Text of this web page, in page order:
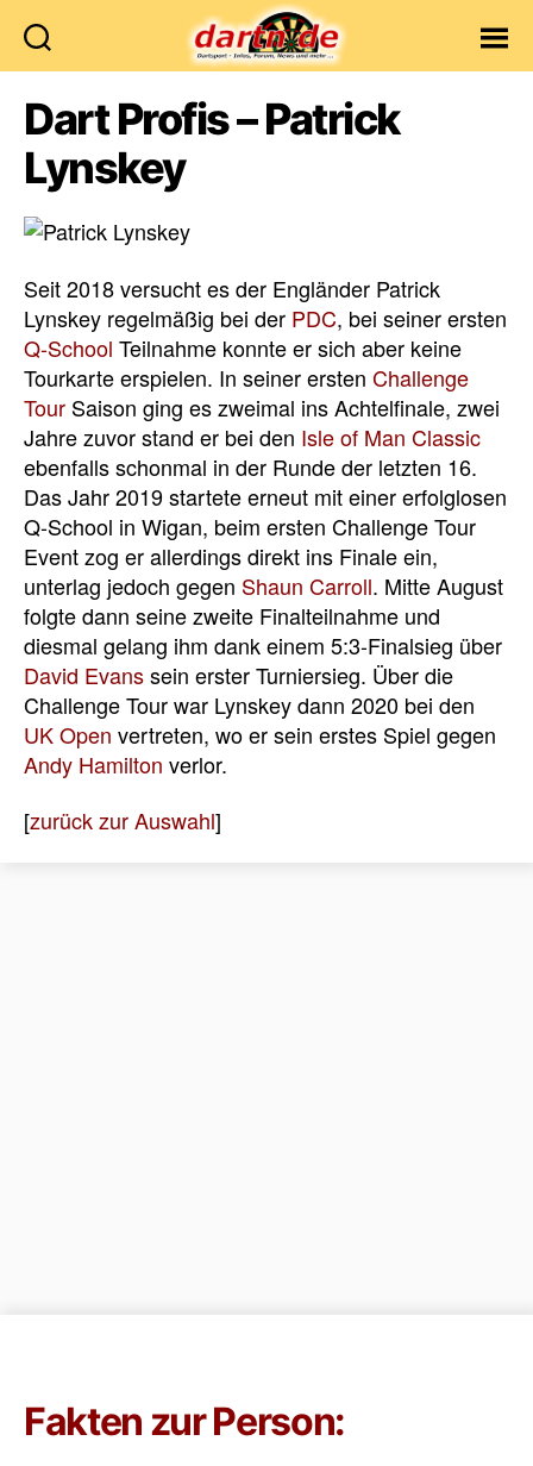
Dart Profis – Patrick
Lynskey
Seit 2018 versucht es der Engländer Patrick
Lynskey regelmäßig bei der PDC, bei seiner ersten
Q-School Teilnahme konnte er sich aber keine
Tourkarte erspielen. In seiner ersten Challenge
Tour Saison ging es zweimal ins Achtelfinale, zwei
Jahre zuvor stand er bei den Isle of Man Classic
ebenfalls schonmal in der Runde der letzten 16.
Das Jahr 2019 startete erneut mit einer erfolglosen
Q-School in Wigan, beim ersten Challenge Tour
Event zog er allerdings direkt ins Finale ein,
unterlag jedoch gegen Shaun Carroll. Mitte August
folgte dann seine zweite Finalteilnahme und
diesmal gelang ihm dank einem 5:3-Finalsieg über
David Evanssein erster Turniersieg. Über die
Challenge Tour war Lynskey dann 2020 bei den
UK Open vertreten, wo er sein erstes Spiel gegen
Andy Hamilton verlor.
[zurück zur Auswahl]
Fakten zur Person: